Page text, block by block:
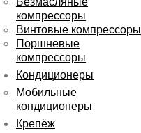
компрессоры
Винтовые компрессоры
Поршневые
компрессоры
Кондиционеры
Мобильные
кондиционеры
Крепёж